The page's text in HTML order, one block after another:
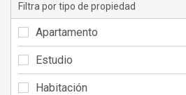
Filtra por tipo de propiedad
Apartamento
Estudio
Habitación